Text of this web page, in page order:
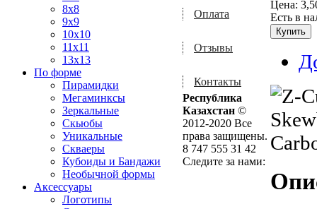
8x8
9x9
10x10
11x11
13x13
По форме
Пирамидки
Мегаминксы
Зеркальные
Скьюбы
Уникальные
Скваеры
Кубоиды и Бандажи
Необычной формы
Аксессуары
Логотипы
Цена:
Есть в
Оплата
Отзывы
Контакты
Республика
Казахстан ©
2012-2020 Все
права защищены.
8 747 555 31 42
Следите за нами: